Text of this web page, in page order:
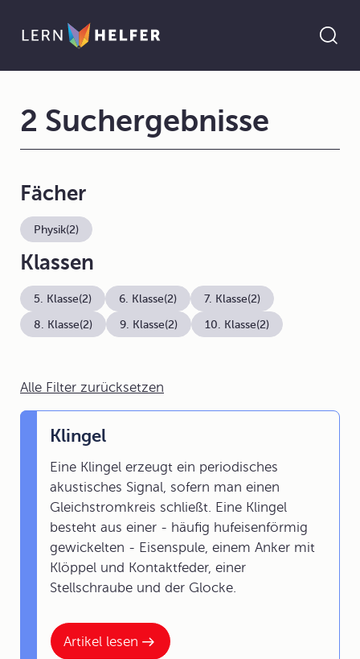
Alle Filter zurücksetzen
Artikel lesen
Klingel
Eine Klingel erzeugt ein periodisches
akustisches Signal, sofern man einen
Gleichstromkreis schließt. Eine Klingel
besteht aus einer - häufig hufeisenförmig
gewickelten - Eisenspule, einem Anker mit
Klöppel und Kontaktfeder, einer
Stellschraube und der Glocke.
2 Suchergebnisse
Fächer
Physik(2)
Klassen
5. Klasse(2) 6. Klasse(2) 7. Klasse(2)
8. Klasse(2) 9. Klasse(2) 10. Klasse(2)